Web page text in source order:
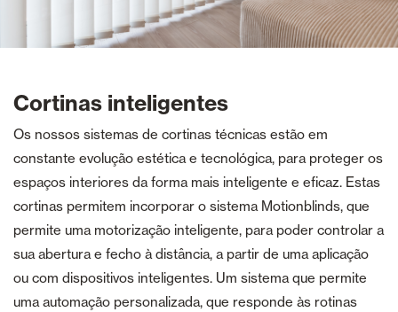
Cortinas inteligentes
Os nossos sistemas de cortinas técnicas estão em
constante evolução estética e tecnológica, para proteger os
espaços interiores da forma mais inteligente e eficaz. Estas
cortinas permitem incorporar o sistema Motionblinds, que
permite uma motorização inteligente, para poder controlar a
sua abertura e fecho à distância, a partir de uma aplicação
ou com dispositivos inteligentes. Um sistema que permite
uma automação personalizada, que responde às rotinas